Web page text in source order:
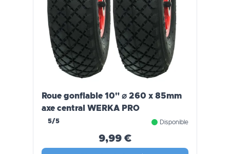
Roue gonflable 10" ⌀ 260 x 85mm
axe central WERKA PRO
5/5 Disponible
9,99 €